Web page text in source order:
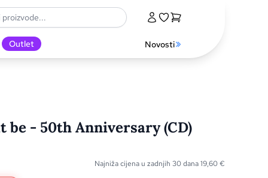
Outlet Novosti
be - 50th Anniversary (CD)
Najniža cijena u zadnjih 30 dana19,60€